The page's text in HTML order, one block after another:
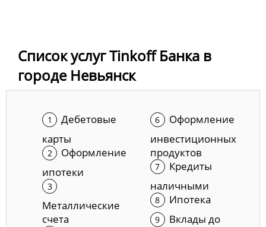
Список услуг Tinkoff Банка в
городе Невьянск
Дебетовые
карты
Оформление
ипотеки
Металлические
счета
Оформление
инвестиционных
продуктов
Кредиты
наличными
Ипотека
Вклады до